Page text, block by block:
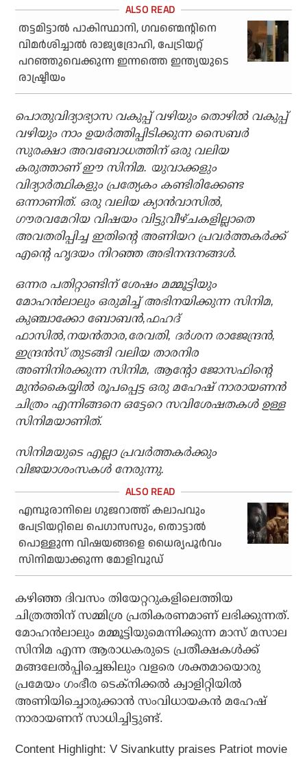
തട്ടമിട്ടാല്‍ പാകിസ്ഥാനി, ഗവണ്മെന്റിനെ
വിമര്‍ശിച്ചാല്‍ രാജ്യദ്രോഹി, പേട്രിയറ്റ്
പറഞ്ഞുവെക്കുന്ന ഇന്നത്തെ ഇന്ത്യയുടെ
രാഷ്ട്രീയം
പൊതുവിദ്യാഭ്യാസ വകുപ്പ് വഴിയും തൊഴില്‍ വകുപ്പ്
വഴിയും നാം ഉയര്‍ത്തിപ്പിടിക്കുന്ന സൈബര്‍
സുരക്ഷാ അവബോധത്തിന് ഒരു വലിയ
കരുത്താണ് ഈ സിനിമ. യുവാക്കളും
വിദ്യാര്‍ത്ഥികളും പ്രത്യേകം കണ്ടിരിക്കേണ്ട
ഒന്നാണിത്. ഒരു വലിയ ക്യാന്‍വാസില്‍,
ഗൗരവമേറിയ വിഷയം വിട്ടുവീഴ്ചകളില്ലാതെ
അവതരിപ്പിച്ച ഇതിന്റെ അണിയറ പ്രവര്‍ത്തകര്‍ക്ക്
എന്റെ ഹൃദയം നിറഞ്ഞ അഭിനന്ദനങ്ങള്‍.
ഒന്നര പതിറ്റാണ്ടിന് ശേഷം മമ്മൂട്ടിയും
മോഹന്‍ലാലും ഒരുമിച്ച് അഭിനയിക്കുന്ന സിനിമ,
കുഞ്ചാക്കോ ബോബന്‍,ഫഹദ്
ഫാസില്‍,നയന്‍താര,രേവതി, ദര്‍ശന രാജേന്ദ്രന്‍,
ഇന്ദ്രന്‍സ് തുടങ്ങി വലിയ താരനിര
അണിനിരക്കുന്ന സിനിമ, ആന്റോ ജോസഫിന്റെ
മുന്‍കൈയ്യില്‍ രൂപപ്പെട്ട ഒരു മഹേഷ് നാരായണന്‍
ചിത്രം എന്നിങ്ങനെ ഒട്ടേറെ സവിശേഷതകള്‍ ഉള്ള
സിനിമയാണിത്.
സിനിമയുടെ എല്ലാ പ്രവര്‍ത്തകര്‍ക്കും
വിജയാശംസകള്‍ നേരുന്നു.
എമ്പുരാനിലെ ഗുജറാത്ത് കലാപവും
പേട്രിയറ്റിലെ പെഗാസസും, തൊട്ടാല്‍
പൊള്ളുന്ന വിഷയങ്ങളെ ധൈര്യപൂര്‍വം
സിനിമയാക്കുന്ന മോളിവുഡ്
കഴിഞ്ഞ ദിവസം തിയേറ്ററുകളിലെത്തിയ
ചിത്രത്തിന് സമ്മിശ്ര പ്രതികരണമാണ് ലഭിക്കുന്നത്.
മോഹന്‍ലാലും മമ്മൂട്ടിയുമെന്നിക്കുന്ന മാസ് മസാല
സിനിമ എന്ന ആരാധകരുടെ പ്രതീക്ഷകള്‍ക്ക്
മങ്ങലേല്‍പ്പിച്ചെങ്കിലും വളരെ ശക്തമായൊരു
പ്രമേയം ഗംഭീര ടെക്‌നിക്കല്‍ ക്വാളിറ്റിയില്‍
അണിയിച്ചൊരുക്കാന്‍ സംവിധായകന്‍ മഹേഷ്
നാരായണന് സാധിച്ചിട്ടുണ്ട്.
Content Highlight: V Sivankutty praises Patriot movie